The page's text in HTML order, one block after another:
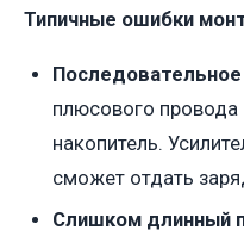
Типичные ошибки
плюсового провода
накопитель.
сможет отдать
Слишком длинный